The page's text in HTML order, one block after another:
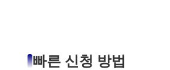
빠른 신청 방법